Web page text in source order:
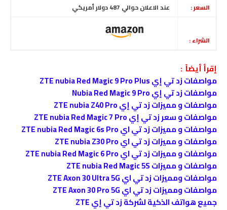
السعر :
عند الاعلان حوالي 487 دولار أمريكي
الشراء :
إقرأ أيضاً :
مواصفات زد تي إي ZTE nubia Red Magic 9 Pro Plus
مواصفات زد تي إي Nubia Red Magic 9 Pro
مواصفات و مميزات زد تي إي ZTE nubia Z40 Pro
مواصفات و سعر زد تي إي ZTE nubia Red Magic 7 Pro
مواصفات و مميزات زد تي اي ZTE nubia Red Magic 6s Pro
مواصفات و مميزات زد تي اي ZTE nubia Z30 Pro
مواصفات و مميزات زد تي اي ZTE nubia Red Magic 6 Pro
مواصفات و مميزات ZTE nubia Red Magic 5S
مواصفات ومميزات زد تي اي ZTE Axon 30 Ultra 5G
مواصفات ومميزات زد تي اي ZTE Axon 30 Pro 5G
جميع هواتف الذكية لشركة زد تي إي ZTE